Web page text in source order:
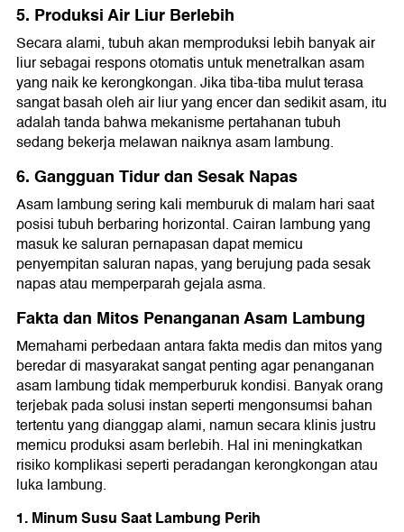
5. Produksi Air Liur Berlebih
Secara alami, tubuh akan memproduksi lebih banyak air
liur sebagai respons otomatis untuk menetralkan asam
yang naik ke kerongkongan. Jika tiba-tiba mulut terasa
sangat basah oleh air liur yang encer dan sedikit asam, itu
adalah tanda bahwa mekanisme pertahanan tubuh
sedang bekerja melawan naiknya asam lambung.
6. Gangguan Tidur dan Sesak Napas
Asam lambung sering kali memburuk di malam hari saat
posisi tubuh berbaring horizontal. Cairan lambung yang
masuk ke saluran pernapasan dapat memicu
penyempitan saluran napas, yang berujung pada sesak
napas atau memperparah gejala asma.
Fakta dan Mitos Penanganan Asam Lambung
Memahami perbedaan antara fakta medis dan mitos yang
beredar di masyarakat sangat penting agar penanganan
asam lambung tidak memperburuk kondisi. Banyak orang
terjebak pada solusi instan seperti mengonsumsi bahan
tertentu yang dianggap alami, namun secara klinis justru
memicu produksi asam berlebih. Hal ini meningkatkan
risiko komplikasi seperti peradangan kerongkongan atau
luka lambung.
1. Minum Susu Saat Lambung Perih